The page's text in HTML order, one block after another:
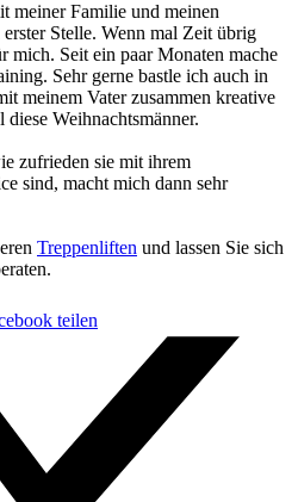
meiner Familie und meinen
Stelle. Wenn mal Zeit übrig
mich. Seit ein paar Monaten mache
Sehr gerne bastle ich auch in
meinem Vater zusammen kreative
Weihnachtsmänner.
zufrieden sie mit ihrem
sind, macht mich dann sehr
Treppenliften und lassen Sie sich
teilen